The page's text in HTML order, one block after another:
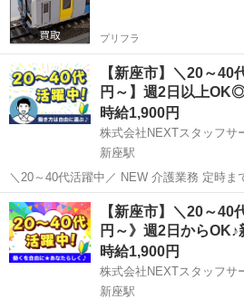
プリフラ
【新座市】＼20～40
円～】週2日以上
時給1,900円
株式会社NEXTスタッフサ
新座駅
＼20～40代活躍中／ NEW 介護業務 定時まで 新座市のデイサービス
*✅小さいお子様がいても安心!20～50代の
日勤のみ/土日祝日休み/週2日～* *✅来社不
ら...
埼玉 新座市 新座駅
【新座市】＼20～40
円～》週2日から
時給1,900円
株式会社NEXTスタッフサ
新座駅